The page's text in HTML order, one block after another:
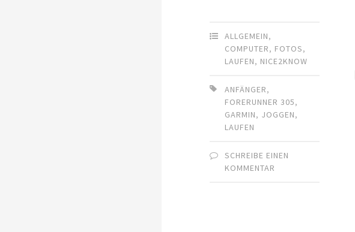
ALLGEMEIN,
COMPUTER, FOTOS,
LAUFEN, NICE2KNOW
ANFÄNGER,
FORERUNNER 305,
GARMIN, JOGGEN,
LAUFEN
SCHREIBE EINEN
KOMMENTAR